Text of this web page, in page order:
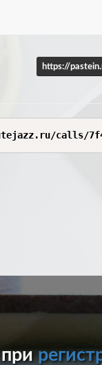
https://
calls/
при